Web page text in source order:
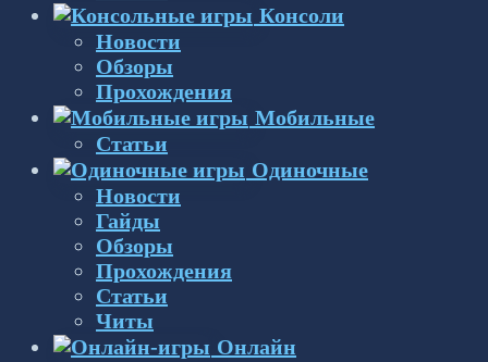
Консоли
Новости
Обзоры
Прохождения
Мобильные
Статьи
Одиночные
Новости
Гайды
Обзоры
Прохождения
Статьи
Читы
Онлайн